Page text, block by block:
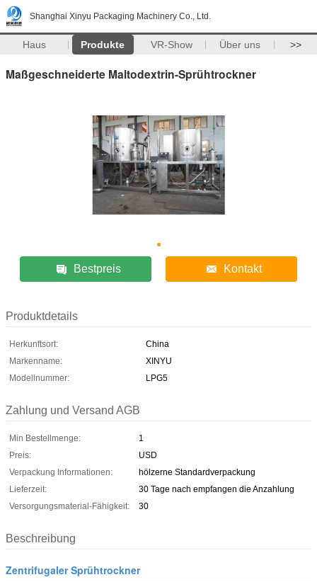
Shanghai Xinyu Packaging Machinery Co., Ltd.
Haus Produkte VR-Show Über uns >>
Maßgeschneiderte Maltodextrin-Sprühtrockner
Bestpreis Kontakt
Produktdetails
Herkunftsort:
China
Markenname:
XINYU
Modellnummer:
LPG5
Zahlung und Versand AGB
Min Bestellmenge:
1
Preis:
USD
Verpackung Informationen:
hölzerne Standardverpackung
Lieferzeit:
30 Tage nach empfangen die Anzahlung
Versorgungsmaterial-Fähigkeit:
30
Beschreibung
Zentrifugaler Sprühtrockner